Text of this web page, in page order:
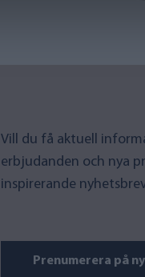
Vill du få aktuell
erbjudanden och nya
inspirerande
Prenumerera på